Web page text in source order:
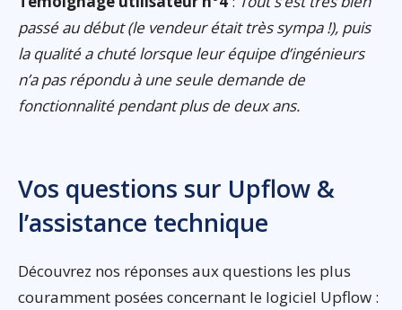
passé au début (le vendeur était très sympa !), puis
la qualité a chuté lorsque leur équipe d’ingénieurs
n’a pas répondu à une seule demande de
fonctionnalité pendant plus de deux ans.
Vos questions sur Upflow &
l’assistance technique
Découvrez nos réponses aux questions les plus
couramment posées concernant le logiciel Upflow :